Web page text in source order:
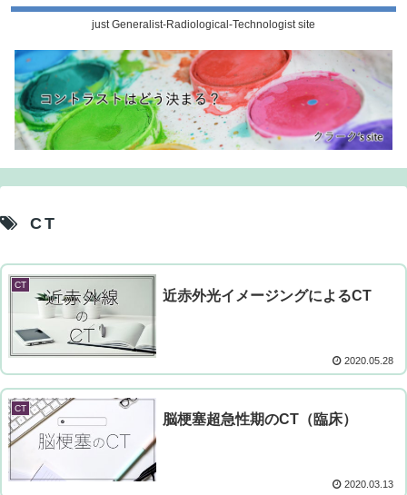
just Generalist-Radiological-Technologist site
CT
CT
近赤外光イメージングによるCT
2020.05.28
CT
脳梗塞超急性期のCT（臨床）
2020.03.13